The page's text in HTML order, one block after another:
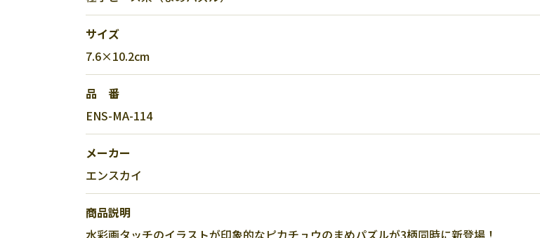
サイズ
7.6×10.2cm
品 番
ENS-MA-114
メーカー
エンスカイ
商品説明
水彩画タッチのイラストが印象的なピカチュウのまめパズルが3柄同時に新登場！